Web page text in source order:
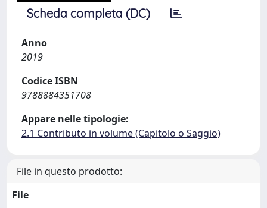
Scheda completa (DC)
Anno
2019
Codice ISBN
9788884351708
Appare nelle tipologie:
2.1 Contributo in volume (Capitolo o Saggio)
File in questo prodotto:
File